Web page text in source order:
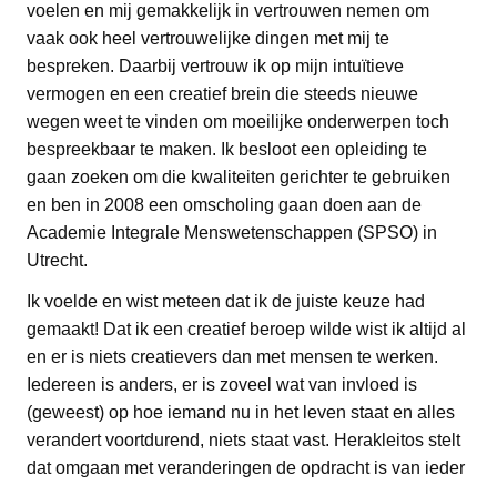
voelen en mij gemakkelijk in vertrouwen nemen om
vaak ook heel vertrouwelijke dingen met mij te
bespreken. Daarbij vertrouw ik op mijn intuïtieve
vermogen en een creatief brein die steeds nieuwe
wegen weet te vinden om moeilijke onderwerpen toch
bespreekbaar te maken. Ik besloot een opleiding te
gaan zoeken om die kwaliteiten gerichter te gebruiken
en ben in 2008 een omscholing gaan doen aan de
Academie Integrale Menswetenschappen (SPSO) in
Utrecht.
Ik voelde en wist meteen dat ik de juiste keuze had
gemaakt! Dat ik een creatief beroep wilde wist ik altijd al
en er is niets creatievers dan met mensen te werken.
Iedereen is anders, er is zoveel wat van invloed is
(geweest) op hoe iemand nu in het leven staat en alles
verandert voortdurend, niets staat vast. Herakleitos stelt
dat omgaan met veranderingen de opdracht is van ieder